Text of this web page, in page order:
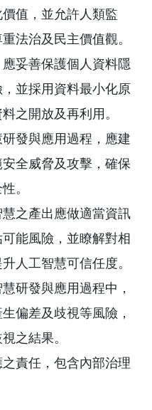
值，並允許人類監
法治及民主價值觀。
妥善保護個人資料隱
並採用資料最小化原
之開放及再利用。
發與應用過程，應建
全威脅及攻擊，確保
。
之產出應做適當資訊
能風險，並瞭解對相
人工智慧可信任度。
研發與應用過程中，
偏差及歧視等風險，
之結果。
責任，包含內部治理